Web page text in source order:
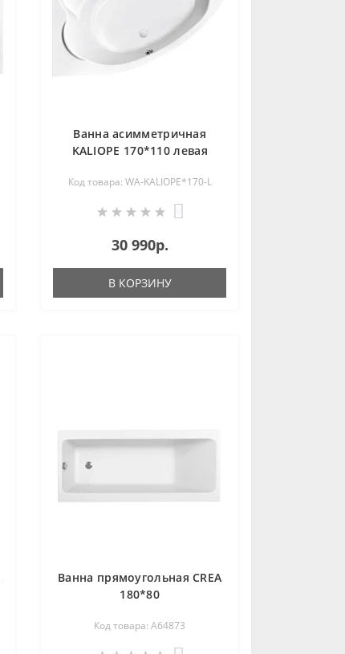
Ванна асимметричная
KALIOPE 170*110 левая
Код товара: WA-KALIOPE*170-L
30 990р.
В КОРЗИНУ
Ванна прямоугольная CREA
180*80
Код товара: A64873